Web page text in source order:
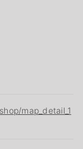
map_detail_1